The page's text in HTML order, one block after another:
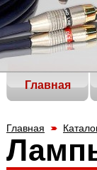
Главная
Главная